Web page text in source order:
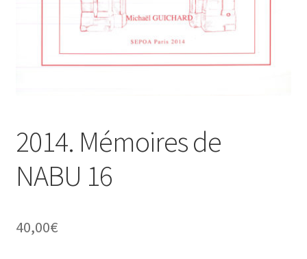
2014. Mémoires de
NABU 16
40,00€